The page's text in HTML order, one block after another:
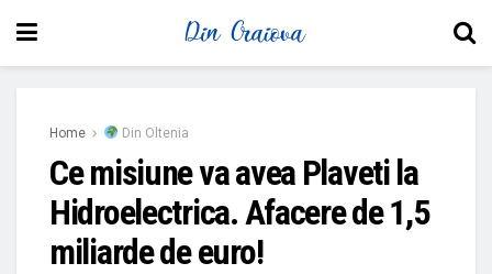
Home Din Oltenia
Ce misiune va avea Plaveti la
Hidroelectrica. Afacere de 1,5
miliarde de euro!